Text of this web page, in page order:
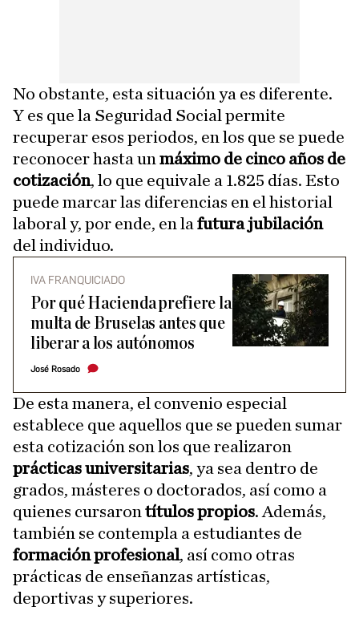
No obstante, esta situación ya es diferente.
Y es que la Seguridad Social permite
recuperar esos periodos, en los que se puede
reconocer hasta un máximo de cinco años de
cotización, lo que equivale a 1.825 días. Esto
puede marcar las diferencias en el historial
laboral y, por ende, en la futura jubilación
del individuo.
IVA FRANQUICIADO
Por qué Hacienda prefiere la
multa de Bruselas antes que
liberar a los autónomos
José Rosado
De esta manera, el convenio especial
establece que aquellos que se pueden sumar
esta cotización son los que realizaron
prácticas universitarias, ya sea dentro de
grados, másteres o doctorados, así como a
quienes cursaron títulos propios. Además,
también se contempla a estudiantes de
formación profesional, así como otras
prácticas de enseñanzas artísticas,
deportivas y superiores.